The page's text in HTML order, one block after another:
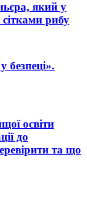
який у
сітками рибу
безпеці».
освіти
до
та що